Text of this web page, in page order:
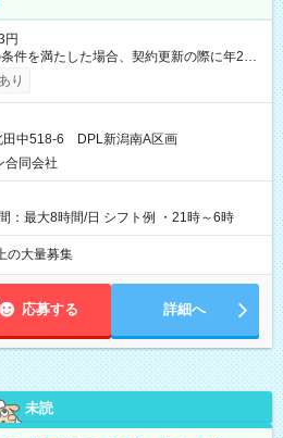
円
件を満たした場合、契約更新の際に年2回
度あり ※月末締/翌
外手当、別途支給 ※深夜割増賃金 (22:00～
す！ 【試用期間】試用期間
1週間 雇用形態、給与は本採用時と同じ
り
田中518-6 DPL新潟南A区画
合同会社
：最大8時間/日 シフト例 ・21時～6時
の大量募集
応募する 詳細へ
未読